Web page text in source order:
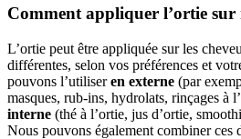
Comment appliquer l’ortie sur
L’ortie peut être appliquée sur les
différentes, selon vos préférences et
pouvons l’utiliseren externe (par
masques, rub-ins, hydrolats, rinçages à
interne (thé à l’ortie, jus d’ortie,
Nous pouvons également combiner ces